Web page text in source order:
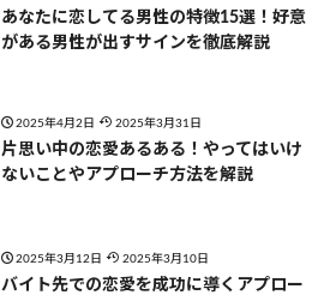
あなたに恋してる男性の特徴15選！好意
がある男性が出すサインを徹底解説
2025年4月2日 2025年3月31日
片思い中の恋愛あるある！やってはいけ
ないことやアプローチ方法を解説
2025年3月12日 2025年3月10日
バイト先での恋愛を成功に導くアプロー